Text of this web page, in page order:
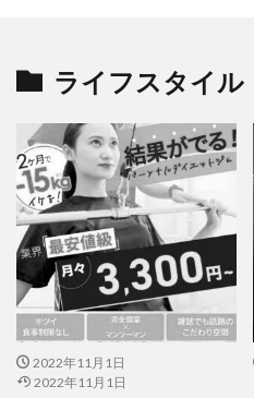
ライフスタイル
2022年11月1日
2022年11月1日